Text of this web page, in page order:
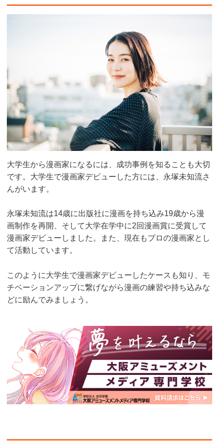
大学生から漫画家になるには、成功事例を知ることも大切
です。大学生で漫画家デビューした方には、永塚未知流さ
んがいます。
永塚未知流は14歳に出版社に漫画を持ち込み19歳から漫
画制作を再開、そして大学在学中に2回漫画賞に受賞して
漫画家デビューしました。また、現在もプロの漫画家とし
て活動しています。
このように大学生で漫画家デビューしたケースも知り、モ
チベーションアップに繋げながら漫画の練習や持ち込みな
どに励んでみましょう。